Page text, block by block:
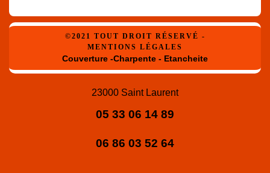
©2021 TOUT DROIT RÉSERVÉ -
MENTIONS LÉGALES
Couverture -Charpente - Etancheite
23000 Saint Laurent
05 33 06 14 89
06 86 03 52 64